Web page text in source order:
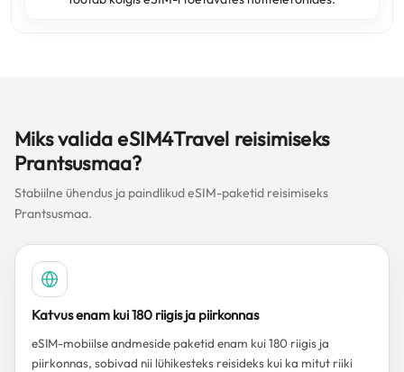
Miks valida eSIM4Travel reisimiseks
Prantsusmaa?
Stabiilne ühendus ja paindlikud eSIM-paketid reisimiseks
Prantsusmaa.
Katvus enam kui 180 riigis ja piirkonnas
eSIM-mobiilse andmeside paketid enam kui 180 riigis ja
piirkonnas, sobivad nii lühikesteks reisideks kui ka mitut riiki